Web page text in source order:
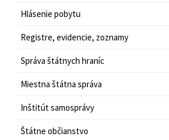
Hlásenie pobytu
Registre, evidencie, zoznamy
Správa štátnych hraníc
Miestna štátna správa
Inštitút samosprávy
Štátne občianstvo